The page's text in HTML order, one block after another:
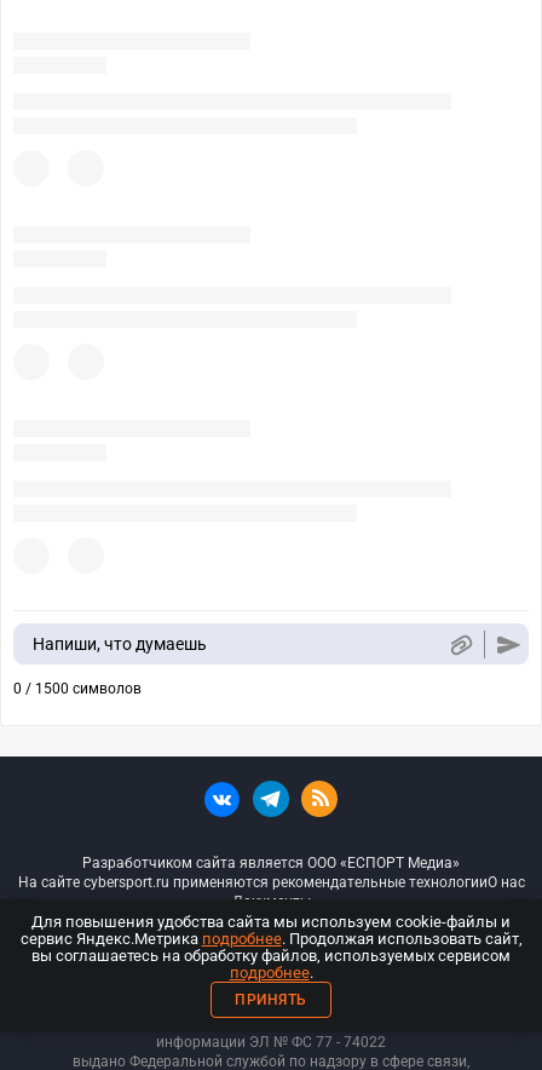
Напиши, что думаешь
0 / 1500 символов
Разработчиком сайта является ООО «ЕСПОРТ Медиа»
На сайте cybersport.ru применяются рекомендательные технологииО нас
Документы
© ООО «Киберспорт.ру» — Все права защищены
18+
ООО «Киберспорт.ру». Свидетельство о регистрации средств массовой
информации ЭЛ № ФС 77 - 74022
выдано Федеральной службой по надзору в сфере связи,
Для повышения удобства сайта мы используем cookie-файлы и
сервис Яндекс.Метрика подробнее. Продолжая использовать сайт,
вы соглашаетесь на обработку файлов, используемых сервисом
подробнее.
ПРИНЯТЬ